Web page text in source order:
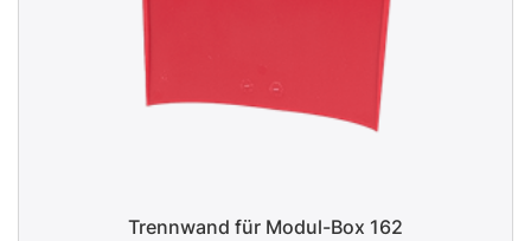
Trennwand für Modul-Box 162